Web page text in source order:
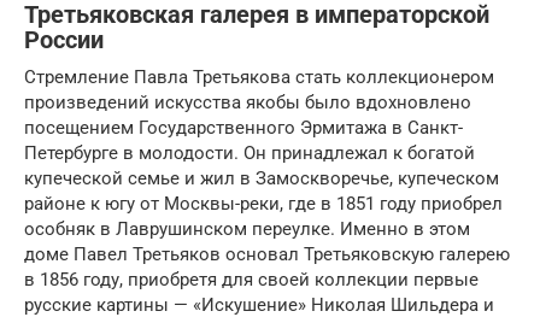
Третьяковская галерея в императорской
России
Стремление Павла Третьякова стать коллекционером
произведений искусства якобы было вдохновлено
посещением Государственного Эрмитажа в Санкт-
Петербурге в молодости. Он принадлежал к богатой
купеческой семье и жил в Замоскворечье, купеческом
районе к югу от Москвы-реки, где в 1851 году приобрел
особняк в Лаврушинском переулке. Именно в этом
доме Павел Третьяков основал Третьяковскую галерею
в 1856 году, приобретя для своей коллекции первые
русские картины — «Искушение» Николая Шильдера и